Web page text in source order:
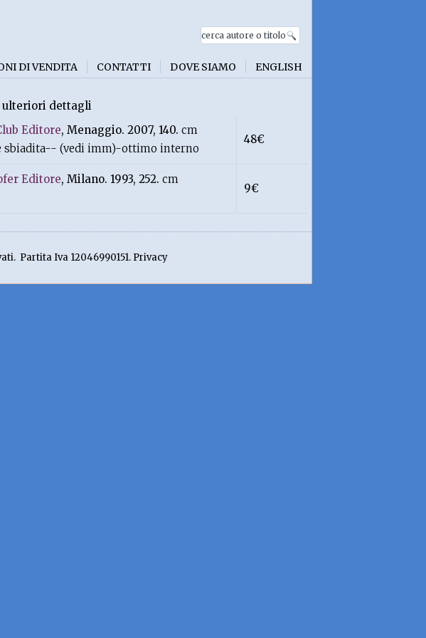
DI VENDITA CONTATTI DOVE SIAMO ENGLISH
ulteriori dettagli
Editore, Menaggio. 2007, 140. cm
sbiadita-- (vedi imm)-ottimo interno
48€
Editore, Milano. 1993, 252. cm
9€
Partita Iva 12046990151. Privacy